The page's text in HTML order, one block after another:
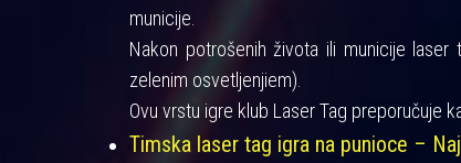
municije.
Nakon potrošenih života ili municije
zelenim osvetljenjiem).
Ovu vrstu igre klub Laser Tag preporučuje
Timska laser tag igra na punioce –